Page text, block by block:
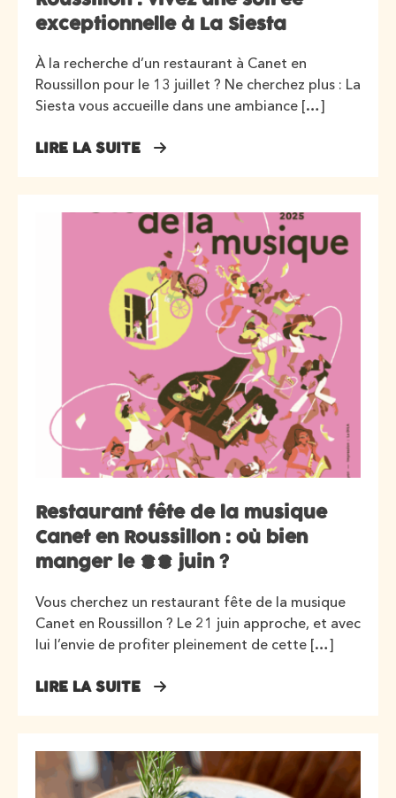
exceptionnelle à La Siesta
À la recherche d’un restaurant à Canet en
Roussillon pour le 13 juillet ? Ne cherchez plus : La
Siesta vous accueille dans une ambiance […]
LIRE LA SUITE
Restaurant fête de la musique
Canet en Roussillon : où bien
manger le 21 juin ?
Vous cherchez un restaurant fête de la musique
Canet en Roussillon ? Le 21 juin approche, et avec
lui l’envie de profiter pleinement de cette […]
LIRE LA SUITE